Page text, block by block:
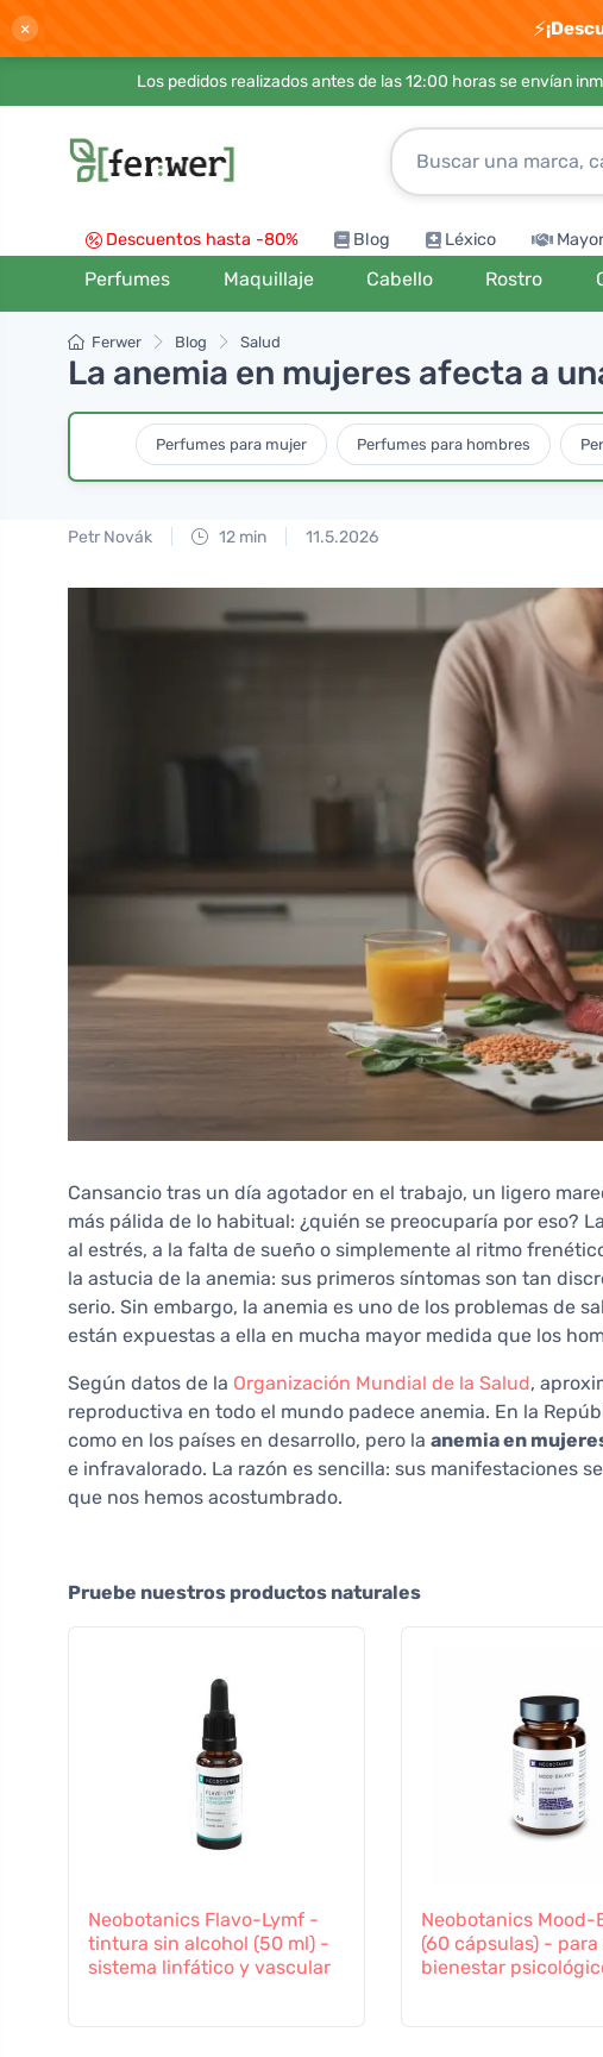
× ⚡
Los pedidos realizados antes de las 12:00 horas se envían
Descuentos hasta -80% Blog Léxico
Perfumes Maquillaje Cabello Rostro
Ferwer Blog Salud
La anemia en mujeres afecta a
Perfumes para mujer Perfumes para hombres
Petr Novák 12 min 11.5.2026
Cansancio tras un día agotador en el trabajo, un ligero
más pálida de lo habitual: ¿quién se preocuparía por eso?
al estrés, a la falta de sueño o simplemente al ritmo
la astucia de la anemia: sus primeros síntomas son tan
serio. Sin embargo, la anemia es uno de los problemas de
están expuestas a ella en mucha mayor medida que los
Según datos de la Organización Mundial de la Salud,
reproductiva en todo el mundo padece anemia. En la
como en los países en desarrollo, pero la anemia en
e infravalorado. La razón es sencilla: sus manifestaciones
que nos hemos acostumbrado.
Pruebe nuestros productos naturales
Neobotanics Flavo-Lymf -
tintura sin alcohol (50 ml) -
sistema linfático y vascular
Neobotanics Mood-
(60 cápsulas) - para
bienestar